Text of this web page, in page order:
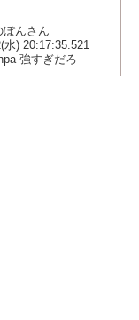
ぽんさん
水) 20:17:35.521
強すぎだろ